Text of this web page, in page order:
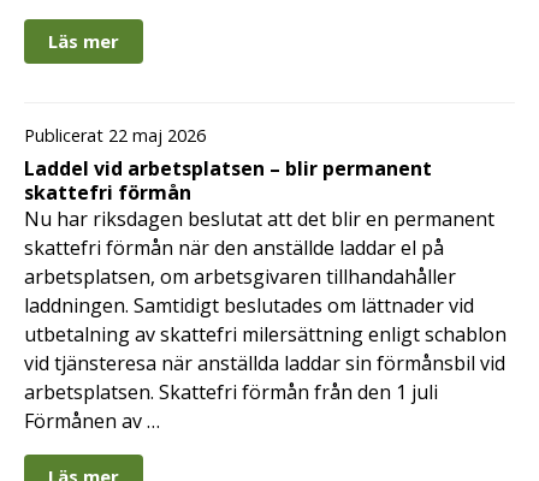
Läs mer
Publicerat 22 maj 2026
Laddel vid arbetsplatsen – blir permanent
skattefri förmån
Nu har riksdagen beslutat att det blir en permanent
skattefri förmån när den anställde laddar el på
arbetsplatsen, om arbetsgivaren tillhandahåller
laddningen. Samtidigt beslutades om lättnader vid
utbetalning av skattefri milersättning enligt schablon
vid tjänsteresa när anställda laddar sin förmånsbil vid
arbetsplatsen. Skattefri förmån från den 1 juli
Förmånen av …
Läs mer